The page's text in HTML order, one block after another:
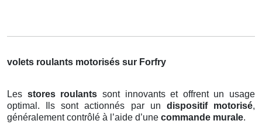
volets roulants motorisés sur Forfry
Les stores roulants sont innovants et offrent un usage
optimal. Ils sont actionnés par un dispositif motorisé,
généralement contrôlé à l’aide d’une commande murale.